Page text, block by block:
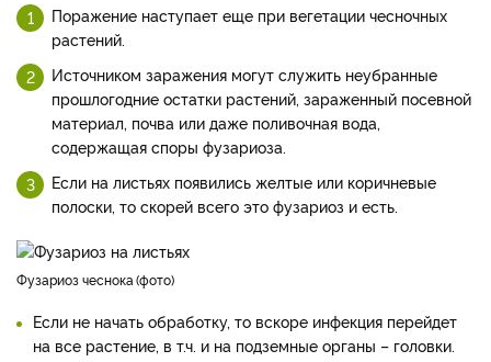
Поражение наступает еще при вегетации чесночных
растений.
Источником заражения могут служить неубранные
прошлогодние остатки растений, зараженный посевной
материал, почва или даже поливочная вода,
содержащая споры фузариоза.
Если на листьях появились желтые или коричневые
полоски, то скорей всего это фузариоз и есть.
Фузариоз чеснока фото
Если не начать обработку, то вскоре инфекция перейдет
на все растение, в т.ч. и на подземные органы – головки.